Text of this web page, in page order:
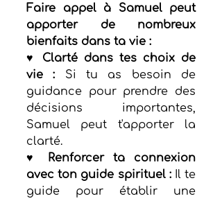
Faire appel à Samuel peut
apporter de nombreux
bienfaits dans ta vie :
♥ Clarté dans tes choix de
vie : Si tu as besoin de
guidance pour prendre des
décisions importantes,
Samuel peut t'apporter la
clarté.
♥ Renforcer ta connexion
avec ton guide spirituel : Il te
guide pour établir une